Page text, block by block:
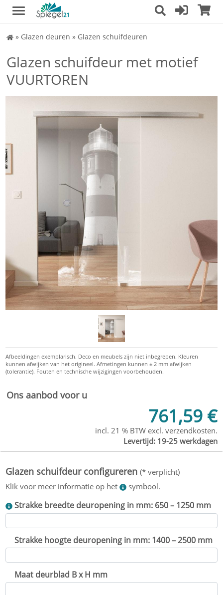
» Glazen deuren » Glazen schuifdeuren
Glazen schuifdeur met motief
VUURTOREN
Ons aanbod voor u
761,59 €
incl. 21 % BTW excl. verzendkosten.
Levertijd: 19-25 werkdagen
Strakke breedte deuropening in mm: 650 – 1250 mm
Strakke hoogte deuropening in mm: 1400 – 2500 mm
Maat deurblad B x H mm